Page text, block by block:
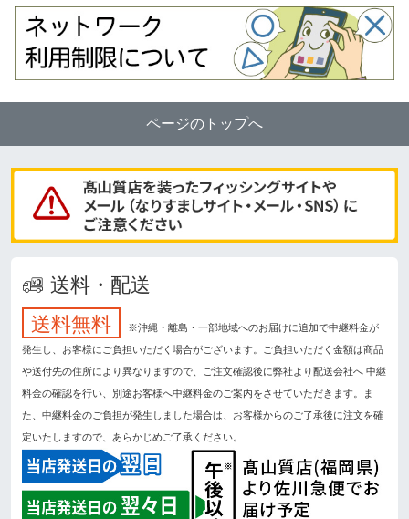
ページのトップへ
送料・配送
送料無料
※沖縄・離島・一部地域へのお届けに追加で中継料金が
発生し、お客様にご負担いただく場合がございます。ご負担いただく金額は商品
や送付先の住所により異なりますので、ご注文確認後に弊社より配送会社へ 中継
料金の確認を行い、別途お客様へ中継料金のご案内をさせていただきます。ま
た、中継料金のご負担が発生しました場合は、お客様からのご了承後に注文を確
定いたしますので、あらかじめご了承ください。